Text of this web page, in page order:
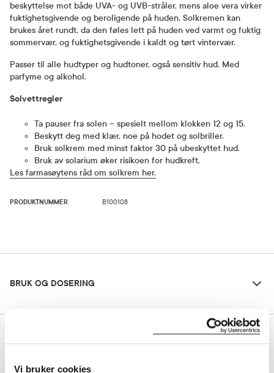
Vi bruker cookies
beskyttelse mot både UVA- og UVB-stråler, mens aloe vera virker
fuktighetsgivende og beroligende på huden. Solkremen kan
brukes året rundt, da den føles lett på huden ved varmt og fuktig
sommervær, og fuktighetsgivende i kaldt og tørt vintervær.
Passer til alle hudtyper og hudtoner, også sensitiv hud. Med
parfyme og alkohol.
Solvettregler
Ta pauser fra solen – spesielt mellom klokken 12 og 15.
Beskytt deg med klær, noe på hodet og solbriller.
Bruk solkrem med minst faktor 30 på ubeskyttet hud.
Bruk av solarium øker risikoen for hudkreft.
Les farmasøytens råd om solkrem her.
PRODUKTNUMMER B100108
BRUK OG DOSERING
Bruk som siste steg i din hudpleierutine hver morgen. Påfør rikelig
mindre mengde reduserer beskyttelsen betraktelig. Masser godt
INGREDIENSER